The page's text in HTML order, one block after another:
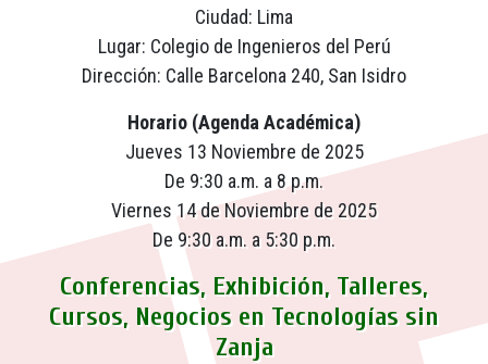
Ciudad: Lima
Lugar: Colegio de Ingenieros del Perú
Dirección: Calle Barcelona 240, San Isidro
Horario (Agenda Académica)
Jueves 13 Noviembre de 2025
De 9:30 a.m. a 8 p.m.
Viernes 14 de Noviembre de 2025
De 9:30 a.m. a 5:30 p.m.
Conferencias, Exhibición, Talleres,
Cursos, Negocios en Tecnologías sin
Zanja